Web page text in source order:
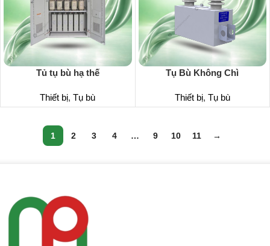
Tủ tụ bù hạ thế
Thiết bị,Tụ bù
Tụ Bù Không Chì
Thiết bị, Tụ bù
1 2 3 4 … 9 10 11 →